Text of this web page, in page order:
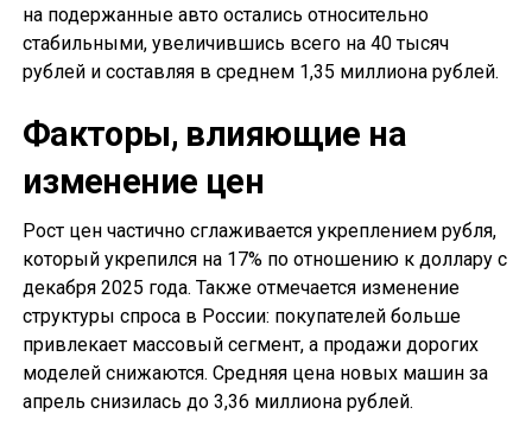
на подержанные авто остались относительно
стабильными, увеличившись всего на 40 тысяч
рублей и составляя в среднем 1,35 миллиона рублей.
Факторы, влияющие на
изменение цен
Рост цен частично сглаживается укреплением рубля,
который укрепился на 17% по отношению к доллару с
декабря 2025 года. Также отмечается изменение
структуры спроса в России: покупателей больше
привлекает массовый сегмент, а продажи дорогих
моделей снижаются. Средняя цена новых машин за
апрель снизилась до 3,36 миллиона рублей.